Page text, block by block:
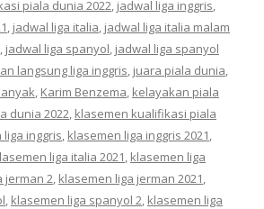
piala dunia 2022, jadwal liga inggris,
, jadwal liga italia, jadwal liga italia malam
, jadwal liga spanyol, jadwal liga spanyol
langsung liga inggris, juara piala dunia,
, Karim Benzema, kelayakan piala
dunia 2022, klasemen kualifikasi piala
inggris, klasemen liga inggris 2021,
liga italia 2021, klasemen liga
jerman 2, klasemen liga jerman 2021,
, klasemen liga spanyol 2, klasemen liga